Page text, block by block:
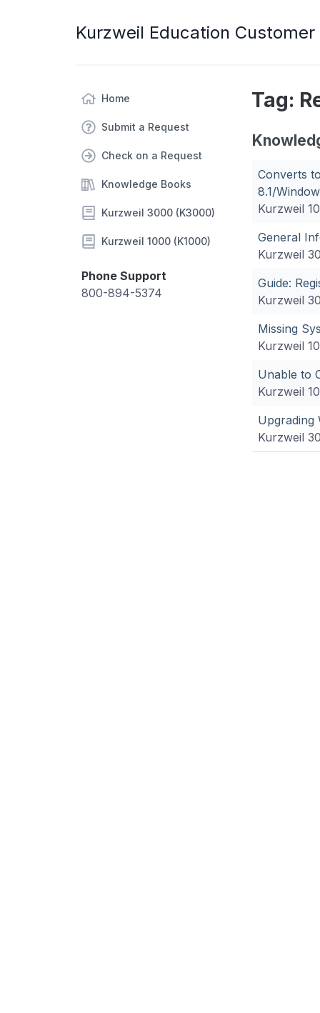
Kurzweil Education
Home
Submit a Request
Check on a Request
Knowledge Books
Kurzweil 3000 (K3000)
Kurzweil 1000 (K1000)
Phone Support
800-894-5374
Tag:
Converts
8.1/
Kurzweil
General
Kurzweil
Guide:
Kurzweil
Missing
Kurzweil
Unable to
Kurzweil
Upgrading
Kurzweil